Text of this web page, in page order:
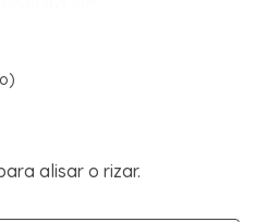
alisar o rizar.